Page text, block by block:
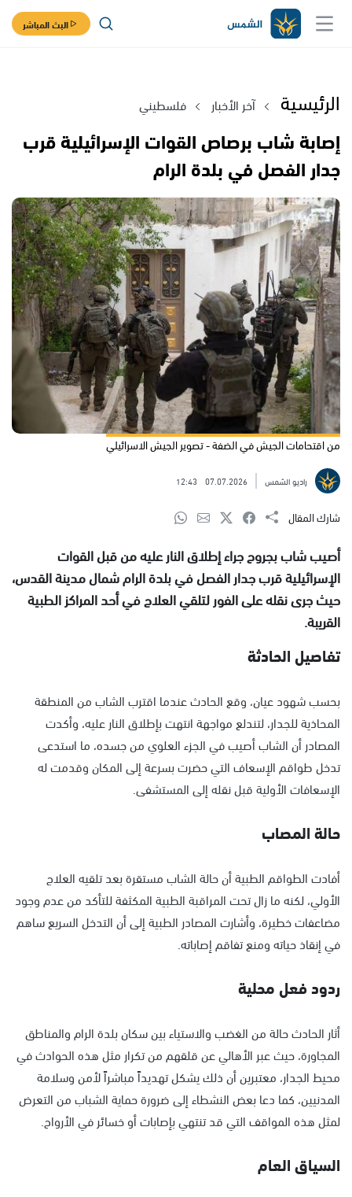
البث المباشر
الرئيسية آخر الأخبار فلسطيني
إصابة شاب برصاص القوات الإسرائيلية قرب
جدار الفصل في بلدة الرام
من اقتحامات الجيش في الضفة - تصوير الجيش الاسرائيلي
راديو الشمس 07.07.2026
12:43
شارك المقال
أصيب شاب بجروح جراء إطلاق النار عليه من قبل القوات
الإسرائيلية قرب جدار الفصل في بلدة الرام شمال مدينة القدس،
حيث جرى نقله على الفور لتلقي العلاج في أحد المراكز الطبية
القريبة.
تفاصيل الحادثة
بحسب شهود عيان، وقع الحادث عندما اقترب الشاب من المنطقة
المحاذية للجدار، لتندلع مواجهة انتهت بإطلاق النار عليه، وأكدت
المصادر أن الشاب أصيب في الجزء العلوي من جسده، ما استدعى
تدخل طواقم الإسعاف التي حضرت بسرعة إلى المكان وقدمت له
الإسعافات الأولية قبل نقله إلى المستشفى.
حالة المصاب
أفادت الطواقم الطبية أن حالة الشاب مستقرة بعد تلقيه العلاج
الأولي، لكنه ما زال تحت المراقبة الطبية المكثفة للتأكد من عدم وجود
مضاعفات خطيرة، وأشارت المصادر الطبية إلى أن التدخل السريع ساهم
في إنقاذ حياته ومنع تفاقم إصاباته.
ردود فعل محلية
أثار الحادث حالة من الغضب والاستياء بين سكان بلدة الرام والمناطق
المجاورة، حيث عبر الأهالي عن قلقهم من تكرار مثل هذه الحوادث في
محيط الجدار، معتبرين أن ذلك يشكل تهديداً مباشراً لأمن وسلامة
المدنيين، كما دعا بعض النشطاء إلى ضرورة حماية الشباب من التعرض
لمثل هذه المواقف التي قد تنتهي بإصابات أو خسائر في الأرواح.
السياق العام